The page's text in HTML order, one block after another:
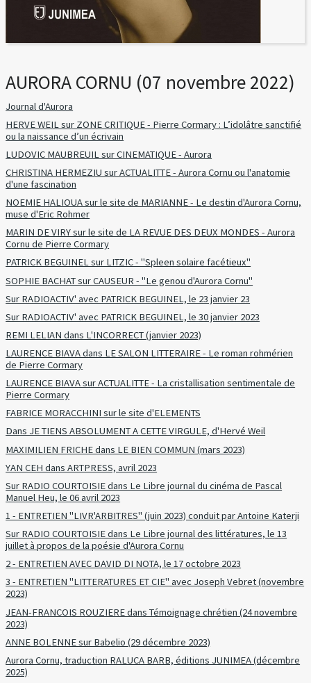
AURORA CORNU (07 novembre 2022)
Journal d'Aurora
HERVE WEIL sur ZONE CRITIQUE - Pierre Cormary : L’idolâtre sanctifié
ou la naissance d’un écrivain
LUDOVIC MAUBREUIL sur CINEMATIQUE - Aurora
CHRISTINA HERMEZIU sur ACTUALITTE - Aurora Cornu ou l'anatomie
d'une fascination
NOEMIE HALIOUA sur le site de MARIANNE - Le destin d'Aurora Cornu,
muse d'Eric Rohmer
MARIN DE VIRY sur le site de LA REVUE DES DEUX MONDES - Aurora
Cornu de Pierre Cormary
PATRICK BEGUINEL sur LITZIC - "Spleen solaire facétieux"
SOPHIE BACHAT sur CAUSEUR - "Le genou d'Aurora Cornu"
Sur RADIOACTIV' avec PATRICK BEGUINEL, le 23 janvier 23
Sur RADIOACTIV' avec PATRICK BEGUINEL, le 30 janvier 2023
REMI LELIAN dans L'INCORRECT (janvier 2023)
LAURENCE BIAVA dans LE SALON LITTERAIRE - Le roman rohmérien
de Pierre Cormary
LAURENCE BIAVA sur ACTUALITTE - La cristallisation sentimentale de
Pierre Cormary
FABRICE MORACCHINI sur le site d'ELEMENTS
Dans JE TIENS ABSOLUMENT A CETTE VIRGULE, d'Hervé Weil
MAXIMILIEN FRICHE dans LE BIEN COMMUN (mars 2023)
YAN CEH dans ARTPRESS, avril 2023
Sur RADIO COURTOISIE dans Le Libre journal du cinéma de Pascal
Manuel Heu, le 06 avril 2023
1 - ENTRETIEN "LIVR'ARBITRES" (juin 2023) conduit par Antoine Katerji
Sur RADIO COURTOISIE dans Le Libre journal des littératures, le 13
juillet à propos de la poésie d'Aurora Cornu
2 - ENTRETIEN AVEC DAVID DI NOTA, le 17 octobre 2023
3 - ENTRETIEN "LITTERATURES ET CIE" avec Joseph Vebret (novembre
2023)
JEAN-FRANCOIS ROUZIERE dans Témoignage chrétien (24 novembre
2023)
ANNE BOLENNE sur Babelio (29 décembre 2023)
Aurora Cornu, traduction RALUCA BARB, éditions JUNIMEA (décembre
2025)